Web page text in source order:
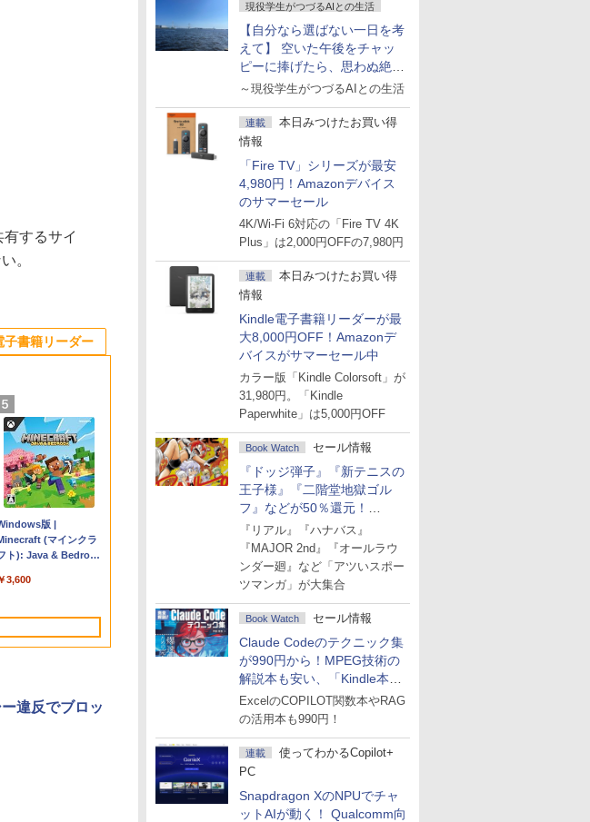
現役学生がつづるAIとの生活
【自分なら選ばない一日を考
えて】 空いた午後をチャッ
ピーに捧げたら、思わぬ絶景
に出会った話
～現役学生がつづるAIとの生活
連載
本日みつけたお買い得
情報
「Fire TV」シリーズが最安
4,980円！Amazonデバイス
のサマーセール
4K/Wi-Fi 6対応の「Fire TV 4K
Plus」は2,000円OFFの7,980円
連載
本日みつけたお買い得
情報
Kindle電子書籍リーダーが最
大8,000円OFF！Amazonデ
バイスがサマーセール中
カラー版「Kindle Colorsoft」が
31,980円。「Kindle
Paperwhite」は5,000円OFF
Book Watch セール情報
『ドッジ弾子』『新テニスの
王子様』『二階堂地獄ゴル
フ』などが50％還元！
Amazonマンガ週末セール
『リアル』『ハナバス』
『MAJOR 2nd』『オールラウ
ンダー廻』など「アツいスポー
ツマンガ」が大集合
Book Watch セール情報
Claude Codeのテクニック集
が990円から！MPEG技術の
解説本も安い、「Kindle本サ
マーセール」第2弾開始！
ExcelのCOPILOT関数本やRAG
の活用本も990円！
連載
使ってわかるCopilot+
PC
Snapdragon XのNPUでチャ
ットAIが動く！ Qualcomm向
するサイ
。
ノートパソコン
K3 (MS 365
Copilotキー
型/Core i5/16GB/SSD
139,880
版 |
(マインクラ
ト): Java & Bedrock
ード版
3,600
子書籍リーダー
違反でブロッ